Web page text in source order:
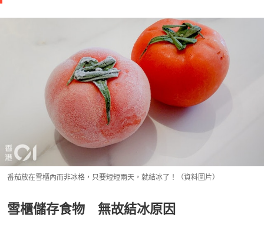
番茄放在雪櫃內而非冰格，只要短短兩天，就結冰了！（資料圖片）
雪櫃儲存食物 無故結冰原因